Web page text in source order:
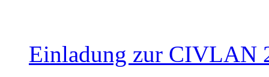
Einladung zur CIVLAN